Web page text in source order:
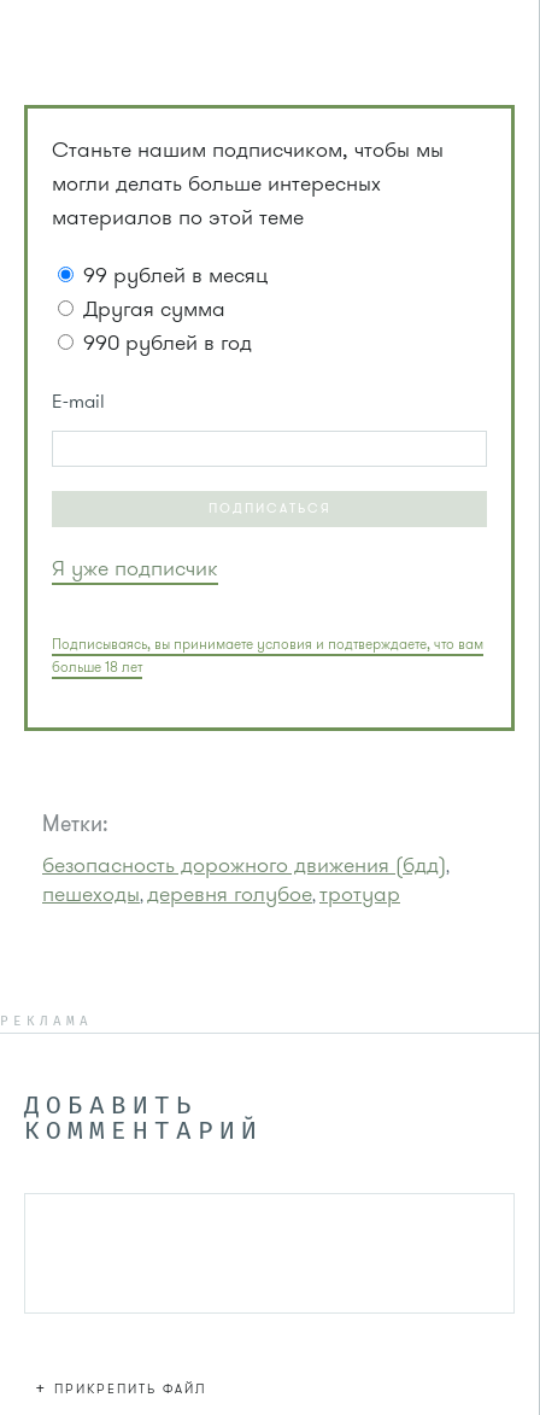
Станьте нашим подписчиком, чтобы мы
могли делать больше интересных
материалов по этой теме
99 рублей в месяц
Другая сумма
990 рублей в год
E-mail
ПОДПИСАТЬСЯ
Я уже подписчик
Подписываясь, вы принимаете условия и подтверждаете, что вам
больше 18 лет
Метки:
безопасность дорожного движения (бдд),
пешеходы,деревня голубое,тротуар
РЕКЛАМА
ДОБАВИТЬ
КОММЕНТАРИЙ
+ ПРИКРЕПИТЬ ФАЙЛ